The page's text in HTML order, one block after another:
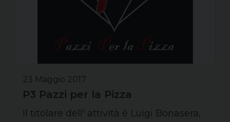
23 Maggio 2017
P3 Pazzi per la Pizza
Il titolare dell' attività è Luigi Bonasera,